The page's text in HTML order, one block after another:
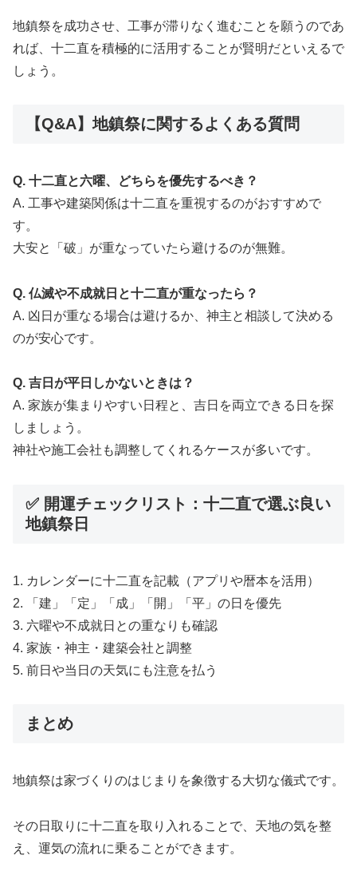
地鎮祭を成功させ、工事が滞りなく進むことを願うのであ
れば、十二直を積極的に活用することが賢明だといえるで
しょう。
【Q&A】地鎮祭に関するよくある質問
Q. 十二直と六曜、どちらを優先するべき？
A. 工事や建築関係は十二直を重視するのがおすすめで
す。
大安と「破」が重なっていたら避けるのが無難。
Q. 仏滅や不成就日と十二直が重なったら？
A. 凶日が重なる場合は避けるか、神主と相談して決める
のが安心です。
Q. 吉日が平日しかないときは？
A. 家族が集まりやすい日程と、吉日を両立できる日を探
しましょう。
神社や施工会社も調整してくれるケースが多いです。
✅ 開運チェックリスト：十二直で選ぶ良い
地鎮祭日
1. カレンダーに十二直を記載（アプリや暦本を活用）
2. 「建」「定」「成」「開」「平」の日を優先
3. 六曜や不成就日との重なりも確認
4. 家族・神主・建築会社と調整
5. 前日や当日の天気にも注意を払う
まとめ
地鎮祭は家づくりのはじまりを象徴する大切な儀式です。
その日取りに十二直を取り入れることで、天地の気を整
え、運気の流れに乗ることができます。